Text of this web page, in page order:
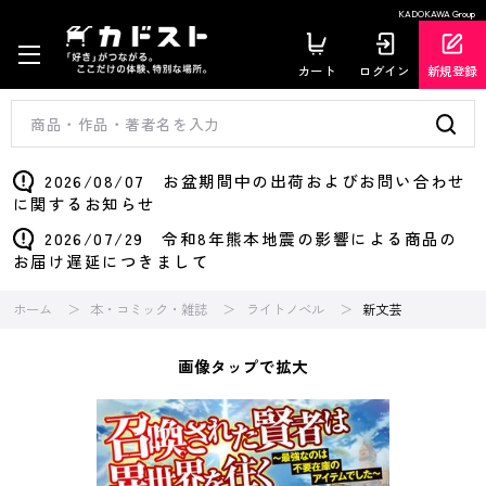
KADOKAWA Group
カート ログイン 新規登録
2026/08/07 お盆期間中の出荷およびお問い合わせ
に関するお知らせ
2026/07/29 令和8年熊本地震の影響による商品の
お届け遅延につきまして
ホーム 本・コミック・雑誌 ライトノベル 新文芸
画像タップで拡大